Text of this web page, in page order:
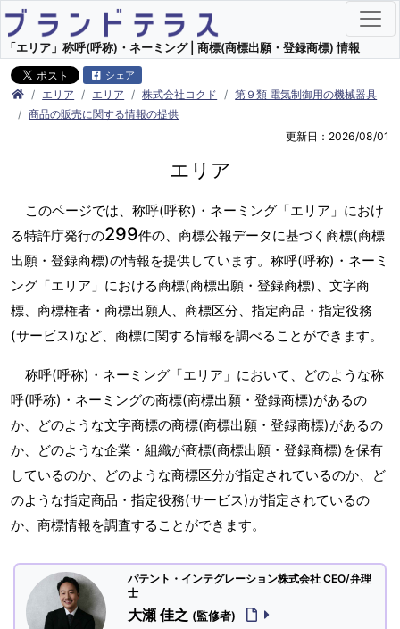
「エリア」称呼(呼称)・ネーミング | 商標(商標出願・登録商標) 情報
シェア
エリア エリア 株式会社コクド
第９類 電気制御用の機械器具
商品の販売に関する情報の提供
更新日：2026/08/01
エリア
このページでは、称呼(呼称)・ネーミング「エリア」におけ
る特許庁発行の299件の、商標公報データに基づく商標(商標
出願・登録商標)の情報を提供しています。称呼(呼称)・ネーミ
ング「エリア」における商標(商標出願・登録商標)、文字商
標、商標権者・商標出願人、商標区分、指定商品・指定役務
(サービス)など、商標に関する情報を調べることができます。
称呼(呼称)・ネーミング「エリア」において、どのような称
呼(呼称)・ネーミングの商標(商標出願・登録商標)があるの
か、どのような文字商標の商標(商標出願・登録商標)があるの
か、どのような企業・組織が商標(商標出願・登録商標)を保有
しているのか、どのような商標区分が指定されているのか、ど
のような指定商品・指定役務(サービス)が指定されているの
か、商標情報を調査することができます。
パテント・インテグレーション株式会社 CEO/弁理
士
大瀬 佳之 (監修者)